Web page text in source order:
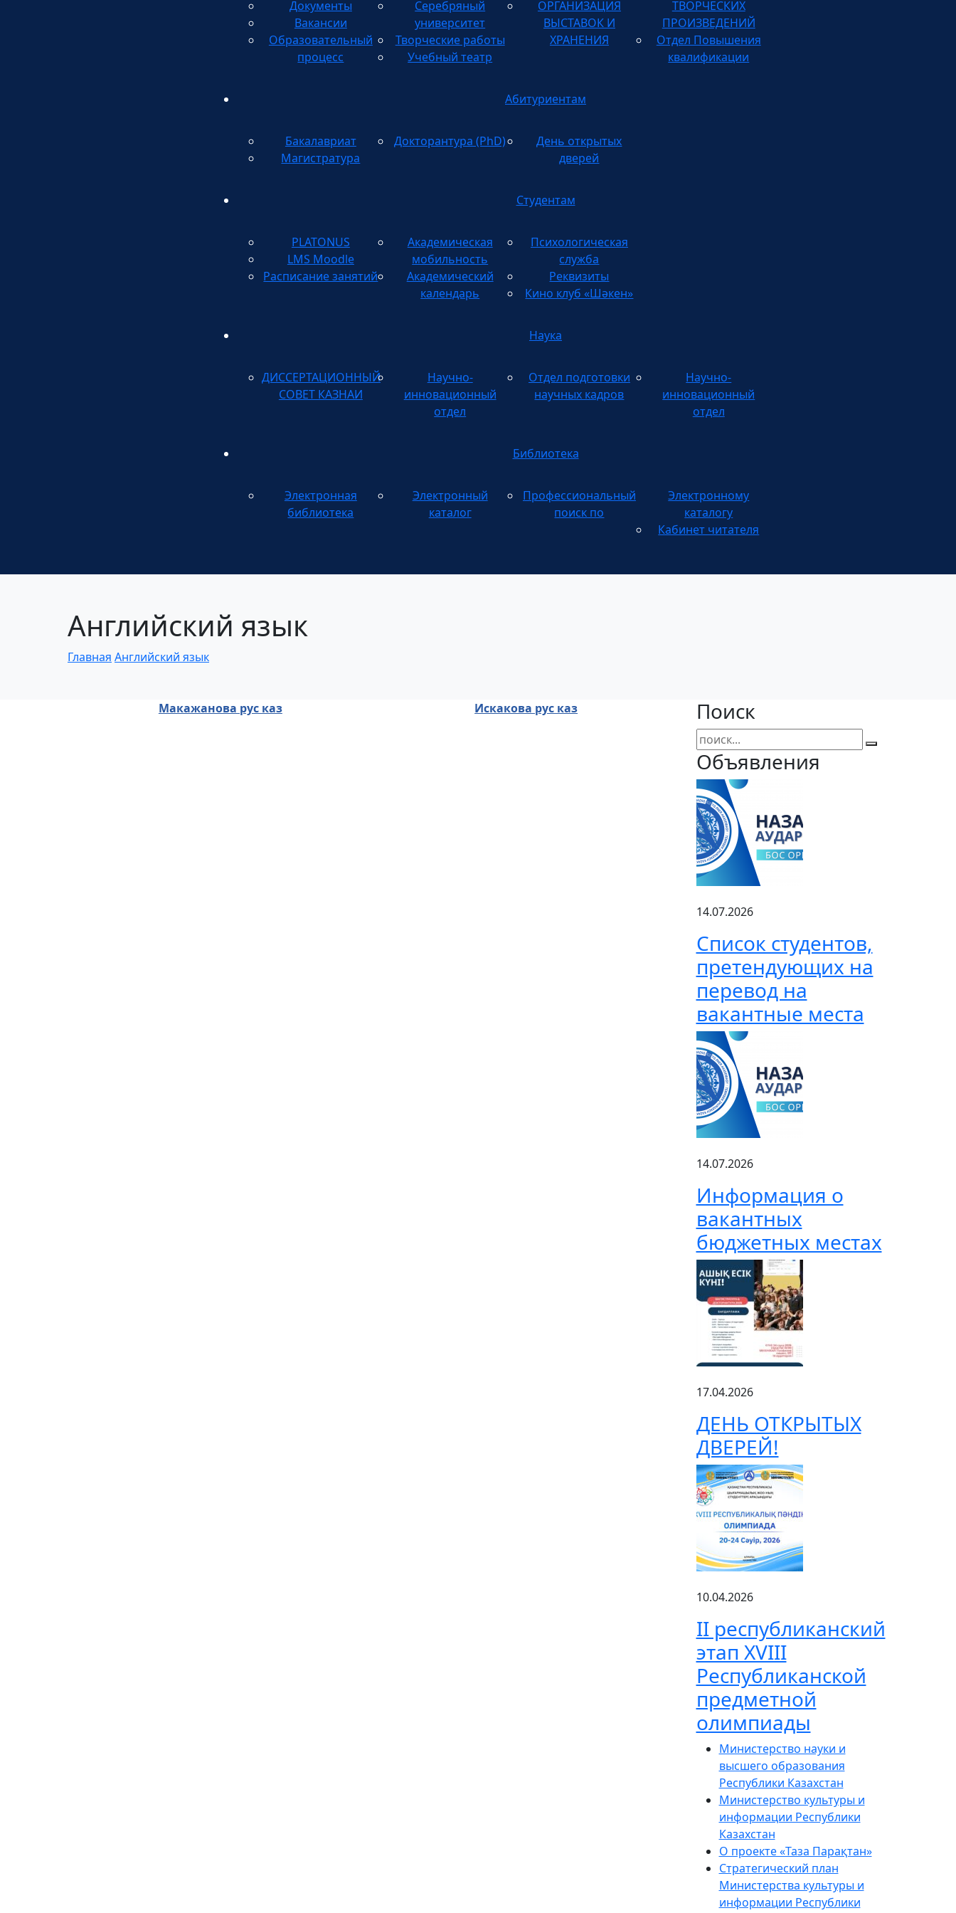
Документы
Вакансии
Образовательный
процесс
Серебряный
университет
Творческие работы
Учебный театр
ОРГАНИЗАЦИЯ
ВЫСТАВОК И
ХРАНЕНИЯ
ТВОРЧЕСКИХ
ПРОИЗВЕДЕНИЙ
Отдел Повышения
квалификации
Абитуриентам
Бакалавриат
Магистратура
Докторантура (PhD)
День открытых
дверей
Студентам
PLATONUS
LMS Moodle
Расписание занятий
Академическая
мобильность
Академический
календарь
Психологическая
служба
Реквизиты
Кино клуб «Шәкен»
Наука
ДИССЕРТАЦИОННЫЙ
СОВЕТ КАЗНАИ
Научно-
инновационный
отдел
Отдел подготовки
научных кадров
Научно-
инновационный
отдел
Библиотека
Электронная
библиотека
Электронный
каталог
Профессиональный
поиск по
Электронному
каталогу
Кабинет читателя
Английский язык
Главная Английский язык
Макажанова рус каз Искакова рус каз
Поиск
Объявления
14.07.2026
Список студентов,
претендующих на
перевод на
вакантные места
14.07.2026
Информация о
вакантных
бюджетных местах
17.04.2026
ДЕНЬ ОТКРЫТЫХ
ДВЕРЕЙ!
10.04.2026
ІІ республиканский
этап XVIII
Республиканской
предметной
олимпиады
Министерство науки и
высшего образования
Республики Казахстан
Министерство культуры и
информации Республики
Казахстан
О проекте «Таза Парақтан»
Стратегический план
Министерства культуры и
информации Республики